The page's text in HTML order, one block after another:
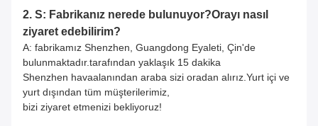
2. S: Fabrikanız nerede bulunuyor?Orayı nasıl
ziyaret edebilirim?
A: fabrikamız Shenzhen, Guangdong Eyaleti, Çin'de
bulunmaktadır.tarafından yaklaşık 15 dakika
Shenzhen havaalanından araba sizi oradan alırız.Yurt içi ve
yurt dışından tüm müşterilerimiz,
bizi ziyaret etmenizi bekliyoruz!